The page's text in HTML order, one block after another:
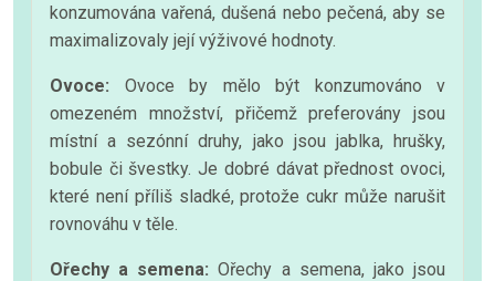
konzumována vařená, dušená nebo pečená, aby se
maximalizovaly její výživové hodnoty.
Ovoce: Ovoce by mělo být konzumováno v
omezeném množství, přičemž preferovány jsou
místní a sezónní druhy, jako jsou jablka, hrušky,
bobule či švestky. Je dobré dávat přednost ovoci,
které není příliš sladké, protože cukr může narušit
rovnováhu v těle.
Ořechy a semena: Ořechy a semena, jako jsou